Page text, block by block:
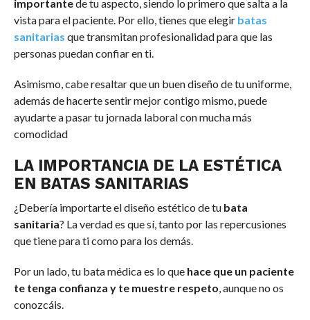
importantede tu aspecto, siendo lo primero que salta a la
vista para el paciente. Por ello, tienes que elegir batas
sanitarias que transmitan profesionalidad para que las
personas puedan confiar en ti.
Asimismo, cabe resaltar que un buen diseño de tu uniforme,
además de hacerte sentir mejor contigo mismo, puede
ayudarte a pasar tu jornada laboral con mucha más
comodidad
LA IMPORTANCIA DE LA ESTÉTICA
EN BATAS SANITARIAS
¿Debería importarte el diseño estético de tu bata
sanitaria? La verdad es que sí, tanto por las repercusiones
que tiene para ti como para los demás.
Por un lado, tu bata médica es lo quehace que un paciente
te tenga confianza y te muestre respeto , aunque no os
conozcáis.